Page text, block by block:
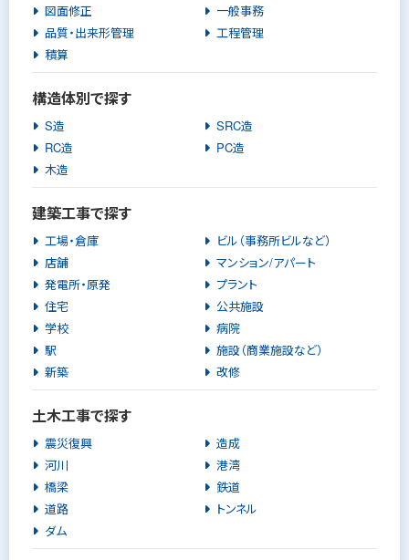
図面修正
一般事務
品質・出来形管理
工程管理
積算
構造体別で探す
S造
SRC造
RC造
PC造
木造
建築工事で探す
工場・倉庫
ビル（事務所ビルなど）
店舗
マンション/アパート
発電所・原発
プラント
住宅
公共施設
学校
病院
駅
施設（商業施設など）
新築
改修
土木工事で探す
震災復興
造成
河川
港湾
橋梁
鉄道
道路
トンネル
ダム